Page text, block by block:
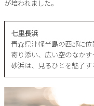
が培われました。
七里長浜
青森県津軽半島の西部に
寄り添い、広い空のなか
砂浜は、見るひとを魅了す